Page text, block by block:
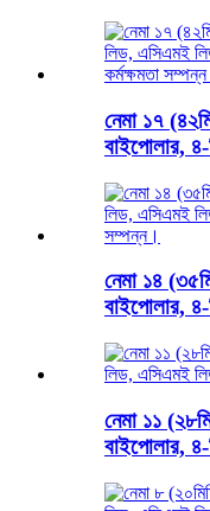
নেমা ১৭
বাইপোলার,
নেমা ১৪
বাইপোলার,
নেমা ১১
বাইপোলার,